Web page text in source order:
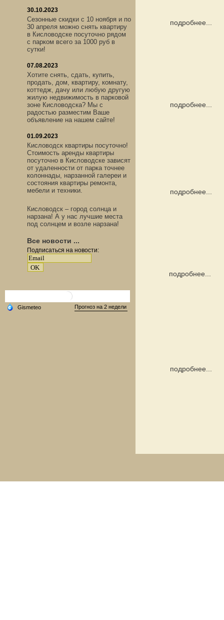
подробнее...
подробнее...
подробнее...
подробнее...
подробнее...
30.10.2023
Сезонные скидки с 10 ноября и по
30 апреля можно снять квартиру
в Кисловодске посуточно рядом
с парком всего за 1000 руб в
сутки!
07.08.2023
Хотите снять, сдать, купить,
продать, дом, квартиру, комнату,
коттедж, дачу или любую другую
жилую недвижимость в парковой
зоне Кисловодска? Мы с
радостью разместим Ваше
объявление на нашем сайте!
01.09.2023
Кисловодск квартиры посуточно!
Стоимость аренды квартиры
посуточно в Кисловодске зависят
от удаленности от парка точнее
колоннады, нарзанной галереи и
состояния квартиры ремонта,
мебели и техники.
Кисловодск – город солнца и
нарзана! А у нас лучшие места
под солнцем и возле нарзана!
Все новости ...
Подписаться на новости: